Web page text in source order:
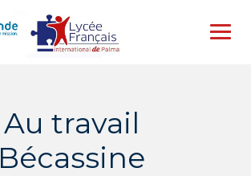
Au travail
Bécassine